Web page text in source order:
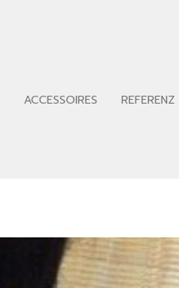
ACCESSOIRES REFERENZ